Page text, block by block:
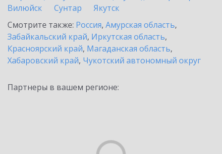
Вилюйск
Сунтар
Якутск
Смотрите также: Россия, Амурская область,
Забайкальский край, Иркутская область,
Красноярский край, Магаданская область,
Хабаровский край, Чукотский автономный округ
Партнеры в вашем регионе: